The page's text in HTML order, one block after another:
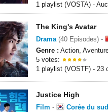
1 playlist (VOSTA) -
The King's Avatar
Drama(40 Episodes) -
Genre : Action,
5 votes:
1 playlist (VOSTF) - 23
Justice High
Film -
Corée du sud